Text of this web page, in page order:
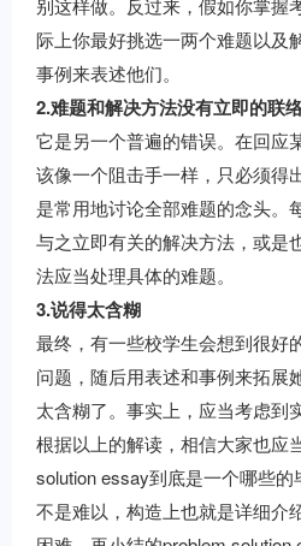
别这样做。反过来，假如你掌握
际上你最好挑选一两个难题以及
事例来表述他们。
2.难题和解决方法没有立即的联
它是另一个普遍的错误。在回应
该像一个阻击手一样，只必须得
是常用地讨论全部难题的念头。
与之立即有关的解决方法，或是
法应当处理具体的难题。
3.说得太含糊
最终，有一些校学生会想到很好
问题，随后用表述和事例来拓展
太含糊了。事实上，应当考虑到
根据以上的解读，相信大家也应
solution essay到底是一个哪些
不是难以，构造上也就是详细介